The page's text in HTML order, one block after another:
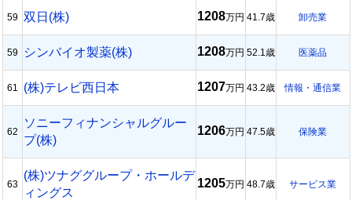
59 双日(株) 1208万円 41.7歳 卸売業
59 シンバイオ製薬(株) 1208万円 52.1歳 医薬品
61 (株)テレビ西日本 1207万円 43.2歳 情報・通信業
62
ソニーフィナンシャルグルー
プ(株)
1206万円 47.5歳 保険業
63
(株)ツナググループ・ホールデ
ィングス
1205万円 48.7歳 サービス業